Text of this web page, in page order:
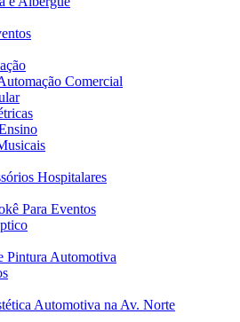
Comercial
Hospitalares
Para Eventos
Pintura Automotiva
Automotiva na Av. Norte